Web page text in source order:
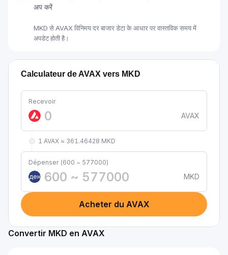
अप करें
MKD से AVAX विनिमय दर बाजार डेटा के आधार पर वास्तविक समय में
अपडेट होती है।
Calculateur de AVAX vers MKD
Recevoir
AVAX
1 AVAX ≈ 361.46428 MKD
Dépenser (600 ~ 577000)
ден
MKD
Acheter du AVAX
Convertir MKD en AVAX